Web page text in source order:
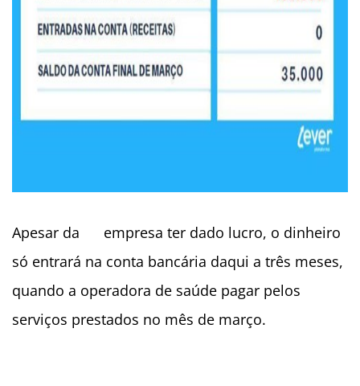
Apesar da empresa ter dado lucro, o dinheiro
só entrará na conta bancária daqui a três meses,
quando a operadora de saúde pagar pelos
serviços prestados no mês de março.